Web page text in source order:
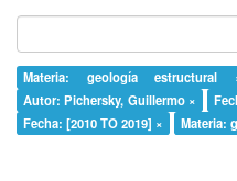
Materia: geología estructural
Autor: Pichersky, Guillermo ×
Fecha: [2010 TO 2019] ×
Materia: